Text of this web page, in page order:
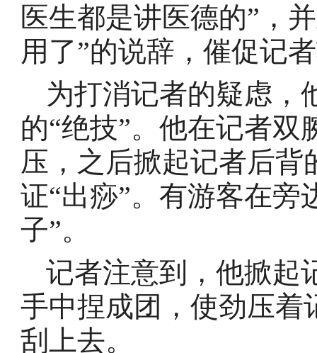
医生都是讲医德的”，
用了”的说辞，催促记
为打消记者的疑虑，
的“绝技”。他在记者
压，之后掀起记者后
证“出痧”。有游客在旁
子”。
记者注意到，他掀起
手中捏成团，使劲压着
刮上去。